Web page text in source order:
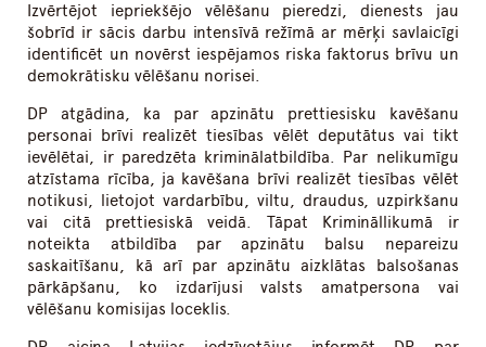
Izvērtējot iepriekšējo vēlēšanu pieredzi, dienests jau
šobrīd ir sācis darbu intensīvā režīmā ar mērķi savlaicīgi
identificēt un novērst iespējamos riska faktorus brīvu un
demokrātisku vēlēšanu norisei.
DP atgādina, ka par apzinātu prettiesisku kavēšanu
personai brīvi realizēt tiesības vēlēt deputātus vai tikt
ievēlētai, ir paredzēta kriminālatbildība. Par nelikumīgu
atzīstama rīcība, ja kavēšana brīvi realizēt tiesības vēlēt
notikusi, lietojot vardarbību, viltu, draudus, uzpirkšanu
vai citā prettiesiskā veidā. Tāpat Krimināllikumā ir
noteikta atbildība par apzinātu balsu nepareizu
saskaitīšanu, kā arī par apzinātu aizklātas balsošanas
pārkāpšanu, ko izdarījusi valsts amatpersona vai
vēlēšanu komisijas loceklis.